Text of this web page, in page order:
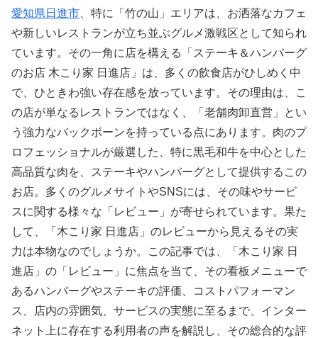
愛知県日進市 、特に「竹の山」エリアは、お洒落なカフェ
や新しいレストランが立ち並ぶグルメ激戦区として知られ
ています。その一角に店を構える「ステーキ＆ハンバーグ
のお店 木こり家 日進店」は、多くの飲食店がひしめく中
で、ひときわ強い存在感を放っています。その理由は、こ
の店が単なるレストランではなく、「老舗肉卸直営」とい
う強力なバックボーンを持っている点にあります。肉のプ
ロフェッショナルが厳選した、特に黒毛和牛を中心とした
高品質な肉を、ステーキやハンバーグとして提供するこの
お店。多くのグルメサイトやSNSには、その味やサービ
スに関する様々な「レビュー」が寄せられています。果た
して、「木こり家 日進店」のレビューから見えるその実
力は本物なのでしょうか。この記事では、「木こり家 日
進店」の「レビュー」に焦点を当て、その看板メニューで
あるハンバーグやステーキの評価、コストパフォーマン
ス、店内の雰囲気、サービスの実態に至るまで、インター
ネット上に存在する利用者の声を解説し、その総合的な評